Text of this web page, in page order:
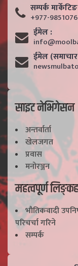
सम्पर्क
+977-
ईमेल :
ईमेल
साइट नेभिगेसन
अन्तर्वार्ता
खेलजगत
प्रवास
मनोरञ्जन
महत्वपूर्ण
भाैतिकवादी
परिचर्चा गरिने
सम्पर्क